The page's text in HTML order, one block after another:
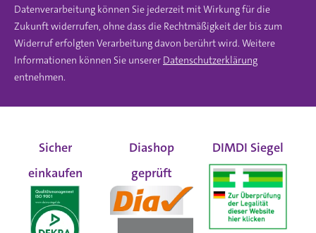
Datenverarbeitung können Sie jederzeit mit Wirkung für die
Zukunft widerrufen, ohne dass die Rechtmäßigkeit der bis zum
Widerruf erfolgten Verarbeitung davon berührt wird. Weitere
Informationen können Sie unserer Datenschutzerklärung
entnehmen.
Sicher
einkaufen
Diashop
geprüft
DIMDI Siegel